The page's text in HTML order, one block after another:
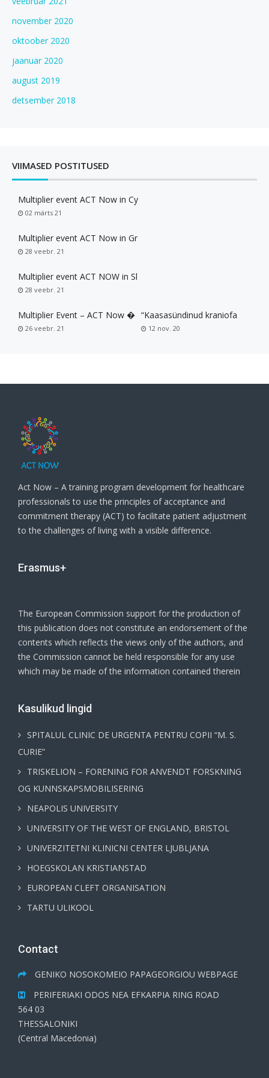
november 2020
oktoober 2020
jaanuar 2020
august 2019
detsember 2018
VIIMASED POSTITUSED
Multiplier event ACT Now in Cy
02 märts 21
Multiplier event ACT Now in Gr
28 veebr. 21
Multiplier event ACT NOW in Sl
28 veebr. 21
Multiplier Event – ACT Now �
26 veebr. 21
“Kaasasündinud kraniofa
12 nov. 20
Act Now – A training program development for healthcare
professionals to use the principles of acceptance and
commitment therapy (ACT) to facilitate patient adjustment
to the challenges of living with a visible difference.
Erasmus+
The European Commission support for the production of
this publication does not constitute an endorsement of the
contents which reflects the views only of the authors, and
the Commission cannot be held responsible for any use
which may be made of the information contained therein
Kasulikud lingid
SPITALUL CLINIC DE URGENTA PENTRU COPII “M. S.
CURIE”
TRISKELION – FORENING FOR ANVENDT FORSKNING
OG KUNNSKAPSMOBILISERING
NEAPOLIS UNIVERSITY
UNIVERSITY OF THE WEST OF ENGLAND, BRISTOL
UNIVERZITETNI KLINICNI CENTER LJUBLJANA
HOEGSKOLAN KRISTIANSTAD
EUROPEAN CLEFT ORGANISATION
TARTU ULIKOOL
Contact
GENIKO NOSOKOMEIO PAPAGEORGIOU WEBPAGE
PERIFERIAKI ODOS NEA EFKARPIA RING ROAD
564 03
THESSALONIKI
(Central Macedonia)